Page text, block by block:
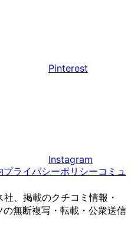
Pinterest
Instagram
プライバシーポリシーコミュ
、掲載のクチコミ情報・
無断複写・転載・公衆送信